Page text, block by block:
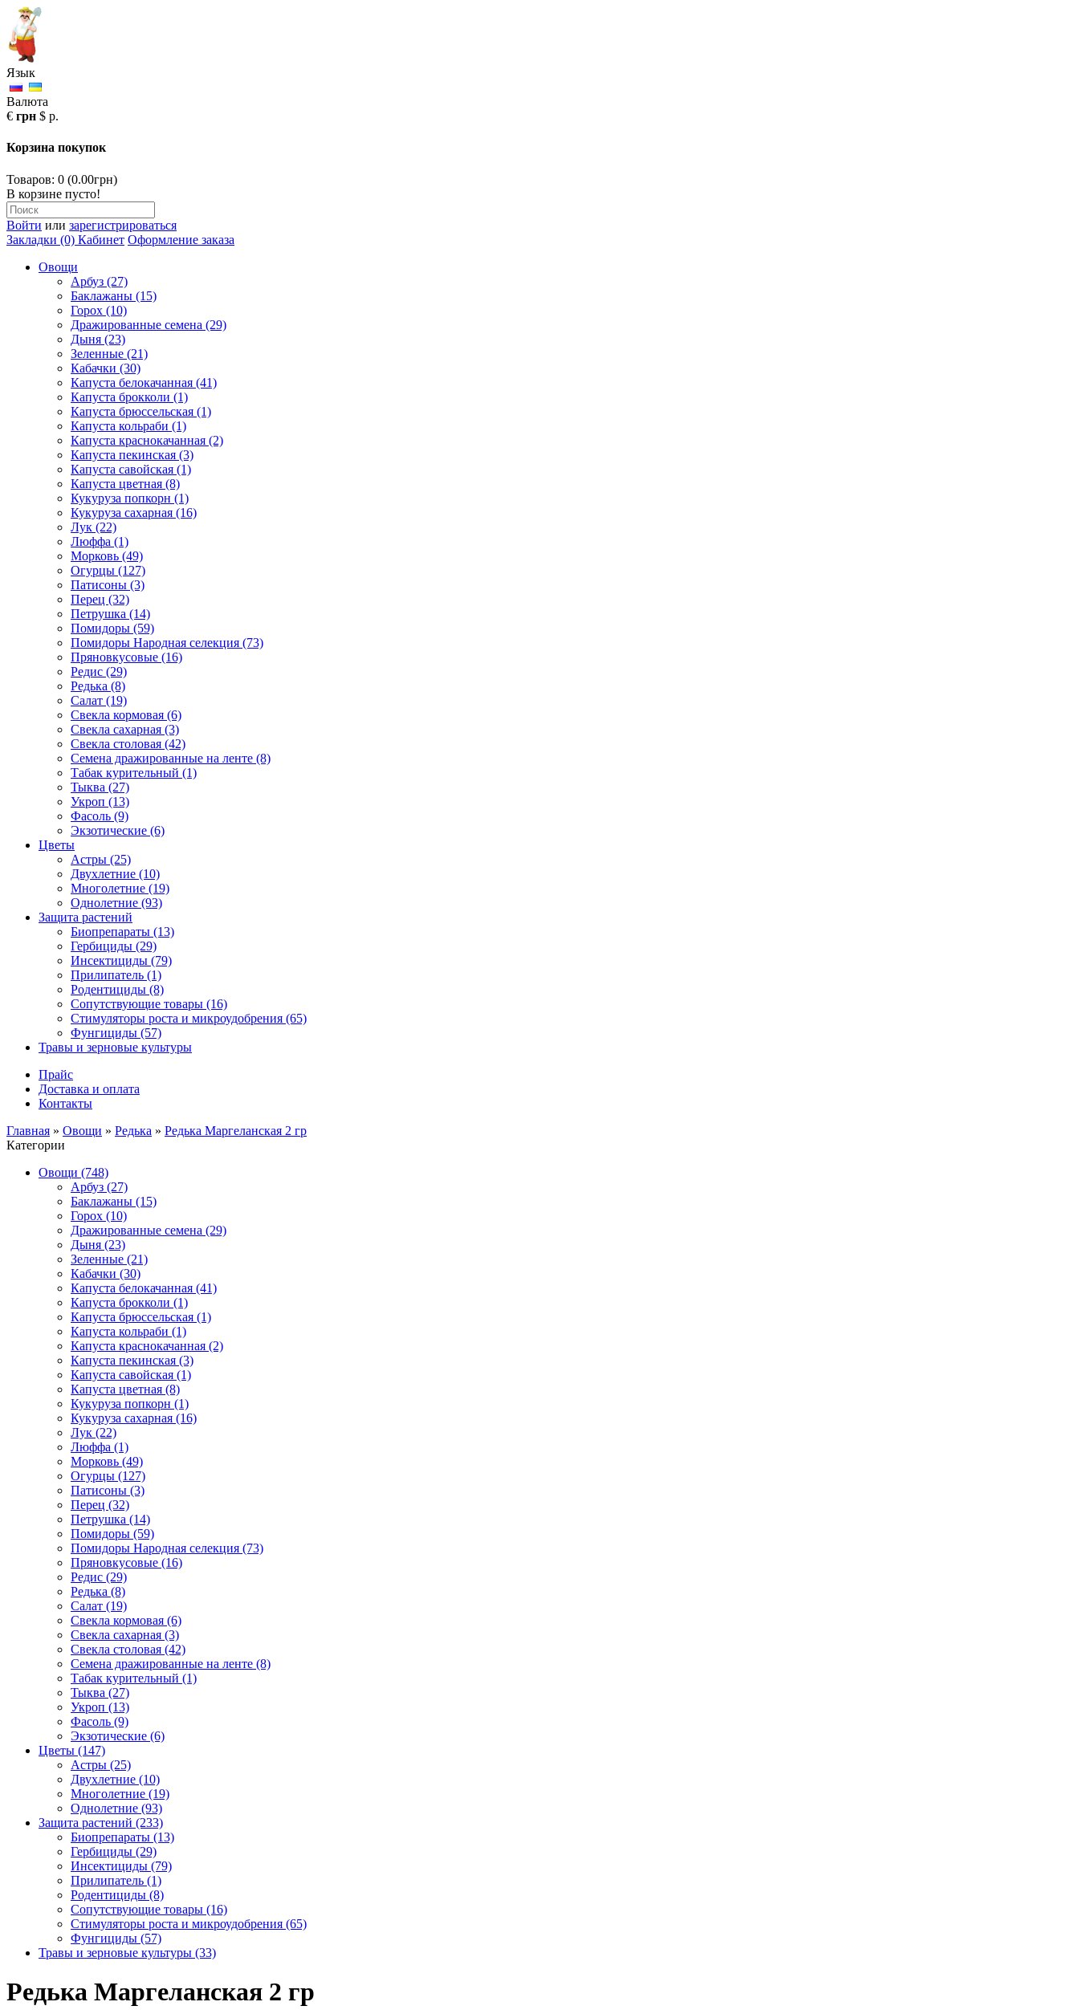
Язык
Валюта
€ грн $ р.
Корзина покупок
Товаров: 0 (0.00грн)
В корзине пусто!
Войти или зарегистрироваться
Закладки (0) Кабинет Оформление заказа
Овощи
Арбуз (27)
Баклажаны (15)
Горох (10)
Дражированные семена (29)
Дыня (23)
Зеленные (21)
Кабачки (30)
Капуста белокачанная (41)
Капуста брокколи (1)
Капуста брюссельская (1)
Капуста кольраби (1)
Капуста краснокачанная (2)
Капуста пекинская (3)
Капуста савойская (1)
Капуста цветная (8)
Кукуруза попкорн (1)
Кукуруза сахарная (16)
Лук (22)
Люффа (1)
Морковь (49)
Огурцы (127)
Патисоны (3)
Перец (32)
Петрушка (14)
Помидоры (59)
Помидоры Народная селекция (73)
Пряновкусовые (16)
Редис (29)
Редька (8)
Салат (19)
Свекла кормовая (6)
Свекла сахарная (3)
Свекла столовая (42)
Семена дражированные на ленте (8)
Табак курительный (1)
Тыква (27)
Укроп (13)
Фасоль (9)
Экзотические (6)
Цветы
Астры (25)
Двухлетние (10)
Многолетние (19)
Однолетние (93)
Защита растений
Биопрепараты (13)
Гербициды (29)
Инсектициды (79)
Прилипатель (1)
Родентициды (8)
Сопутствующие товары (16)
Стимуляторы роста и микроудобрения (65)
Фунгициды (57)
Травы и зерновые культуры
Прайс
Доставка и оплата
Контакты
Главная » Овощи » Редька » Редька Маргеланская 2 гр
Категории
Овощи (748)
Арбуз (27)
Баклажаны (15)
Горох (10)
Дражированные семена (29)
Дыня (23)
Зеленные (21)
Кабачки (30)
Капуста белокачанная (41)
Капуста брокколи (1)
Капуста брюссельская (1)
Капуста кольраби (1)
Капуста краснокачанная (2)
Капуста пекинская (3)
Капуста савойская (1)
Капуста цветная (8)
Кукуруза попкорн (1)
Кукуруза сахарная (16)
Лук (22)
Люффа (1)
Морковь (49)
Огурцы (127)
Патисоны (3)
Перец (32)
Петрушка (14)
Помидоры (59)
Помидоры Народная селекция (73)
Пряновкусовые (16)
Редис (29)
Редька (8)
Салат (19)
Свекла кормовая (6)
Свекла сахарная (3)
Свекла столовая (42)
Семена дражированные на ленте (8)
Табак курительный (1)
Тыква (27)
Укроп (13)
Фасоль (9)
Экзотические (6)
Цветы (147)
Астры (25)
Двухлетние (10)
Многолетние (19)
Однолетние (93)
Защита растений (233)
Биопрепараты (13)
Гербициды (29)
Инсектициды (79)
Прилипатель (1)
Родентициды (8)
Сопутствующие товары (16)
Стимуляторы роста и микроудобрения (65)
Фунгициды (57)
Травы и зерновые культуры (33)
Редька Маргеланская 2 гр